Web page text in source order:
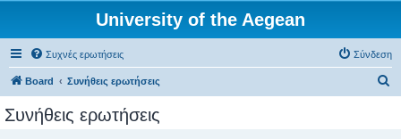
University of the Aegean
Συχνές ερωτήσεις Σύνδεση
Board Συνήθεις ερωτήσεις
Συνήθεις ερωτήσεις